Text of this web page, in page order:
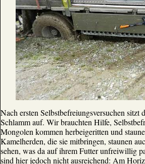
Nach ersten Selbstbefreiungsversuchen sitzt
Schlamm auf. Wir brauchten Hilfe,
Mongolen kommen herbeigeritten und
Kamelherden, die sie mitbringen, staunen
sehen, was da auf ihrem Futter unfreiwillig
sind hier jedoch nicht ausreichend: Am